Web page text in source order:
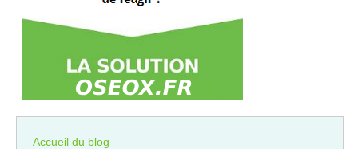
Accueil du blog